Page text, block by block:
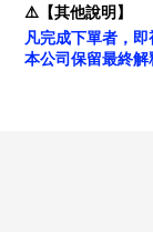
⚠️【其他說明】
凡完成下單者，即
本公司保留最終解